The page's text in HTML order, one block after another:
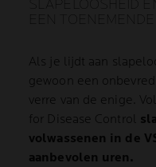
Als je lijdt aan
gewoon een
verre van de enige.
for Disease Control
volwassenen in de
aanbevolen uren.